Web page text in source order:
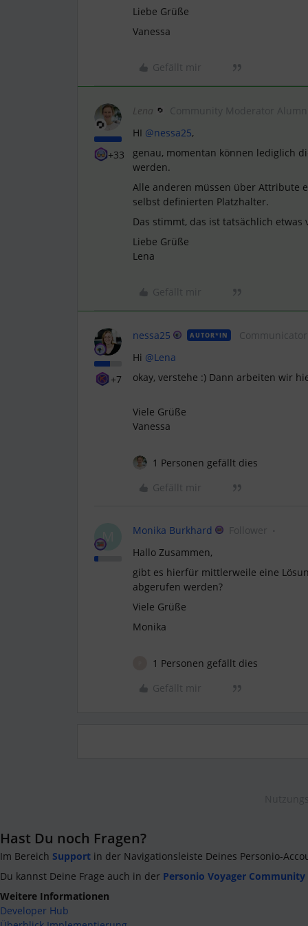
Liebe Grüße
Vanessa
Gefällt mir
+33
Lena
HI @nessa25,
genau, momentan können lediglich
werden.
Alle anderen müssen über Attribute
selbst definierten Platzhalter.
Das stimmt, das ist tatsächlich
Liebe Grüße
Lena
+7
nessa25 AUTOR*IN Communicator
Hi @Lena
okay, verstehe :) Dann arbeiten wir
Viele Grüße
Vanessa​​​​​​​
1 Personen gefällt dies
Gefällt mir
M Monika Burkhard Follower
Hallo Zusammen,
gibt es hierfür mittlerweile eine
abgerufen werden?
Viele Grüße
Monika
1 Personen gefällt dies
Gefällt mir
Hast Du noch Fragen?
Im Bereich Support in der Navigationsleiste Deines Personio-
Du kannst Deine Frage auch in der Personio Voyager Community
Weitere Informationen
Developer Hub